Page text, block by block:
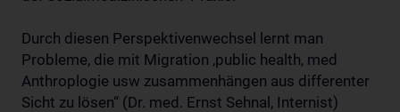
Durch diesen Perspektivenwechsel lernt man
Probleme, die mit Migration ,public health, med
Anthroplogie usw zusammenhängen aus differenter
Sicht zu lösen“ (Dr. med. Ernst Sehnal, Internist)